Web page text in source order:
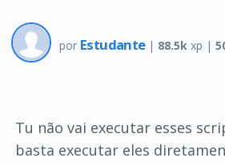
por Estudante | 88.5kxp |
Tu não vai executar esses
basta executar eles